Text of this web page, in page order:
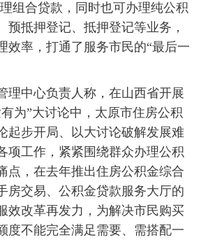
读 最太原 网罗民生
晚报 热评 社区
组合贷款，同时也可办理纯公积
预抵押登记、抵押登记等业务，
效率，打通了服务市民的“最后一
中心负责人称，在山西省开展
为”大讨论中，太原市住房公积
起步开局、以大讨论破解发展难
项工作，紧紧围绕群众办理公积
点，在去年推出住房公积金综合
房交易、公积金贷款服务大厅的
效改革再发力，为解决市民购买
度不能完全满足需要、需搭配一